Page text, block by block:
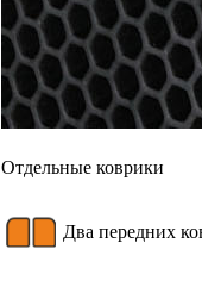
Отдельные коврики
Два передних